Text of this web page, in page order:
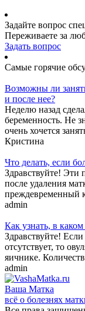
Задайте вопрос
Переживаете за
Задать вопрос
Самые горячие
Возможны ли
и после нее?
Неделю назад
беременность. Не
очень хочется
Кристина
Что делать, если
Здравствуйте! Эти
после удаления
преждевременный
admin
Как узнать, в
Здравствуйте!
отсутствует, то
яичнике.
admin
Ваша Матка
всё о болезнях